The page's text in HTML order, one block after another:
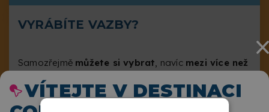
VÍTEJTE V DESTINACI
VYRÁBÍTE VAZBY?
Samozřejmě můžete si vybrat, navíc mezi více než
16 barvami spirál, předních a zadních krytů.